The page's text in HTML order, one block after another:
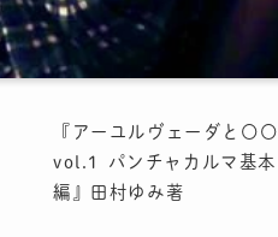
『アーユルヴェーダと〇〇
vol.1 パンチャカルマ基本
編』田村ゆみ著